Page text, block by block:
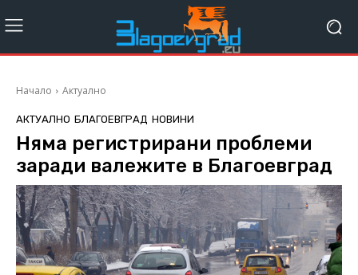
Начало Актуално
АКТУАЛНО БЛАГОЕВГРАД НОВИНИ
Няма регистрирани проблеми
заради валежите в Благоевград